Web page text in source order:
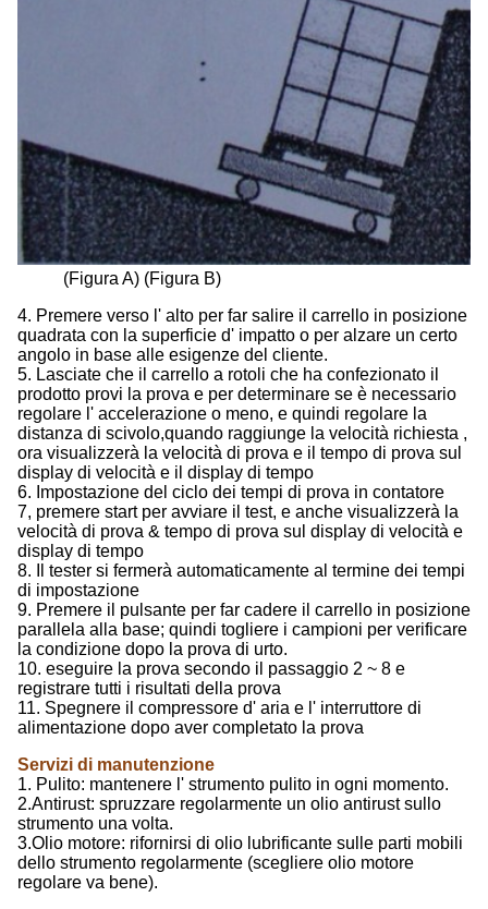
(Figura A) (Figura B)
4. Premere verso l' alto per far salire il carrello in posizione
quadrata con la superficie d' impatto o per alzare un certo
angolo in base alle esigenze del cliente.
5. Lasciate che il carrello a rotoli che ha confezionato il
prodotto provi la prova e per determinare se è necessario
regolare l' accelerazione o meno, e quindi regolare la
distanza di scivolo,quando raggiunge la velocità richiesta ,
ora visualizzerà la velocità di prova e il tempo di prova sul
display di velocità e il display di tempo
6. Impostazione del ciclo dei tempi di prova in contatore
7, premere start per avviare il test, e anche visualizzerà la
velocità di prova & tempo di prova sul display di velocità e
display di tempo
8. Il tester si fermerà automaticamente al termine dei tempi
di impostazione
9. Premere il pulsante per far cadere il carrello in posizione
parallela alla base; quindi togliere i campioni per verificare
la condizione dopo la prova di urto.
10. eseguire la prova secondo il passaggio 2 ~ 8 e
registrare tutti i risultati della prova
11. Spegnere il compressore d' aria e l' interruttore di
alimentazione dopo aver completato la prova
Servizi di manutenzione
1. Pulito: mantenere l' strumento pulito in ogni momento.
2.Antirust: spruzzare regolarmente un olio antirust sullo
strumento una volta.
3.Olio motore: rifornirsi di olio lubrificante sulle parti mobili
dello strumento regolarmente (scegliere olio motore
regolare va bene).